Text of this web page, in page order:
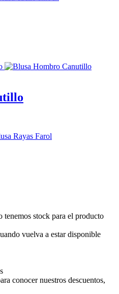
tenemos stock para el producto
vuelva a estar disponible
conocer nuestros descuentos,